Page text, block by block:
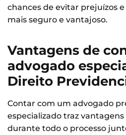
chances de evitar prejuízos
mais seguro e vantajoso.
Vantagens de
advogado
Direito
Contar com um advogado
especializado traz
durante todo o processo